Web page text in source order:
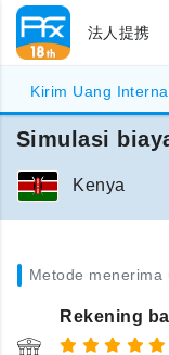
法人提携
Kirim Uang
Simulasi
Kenya
Metode menerima
Rekening